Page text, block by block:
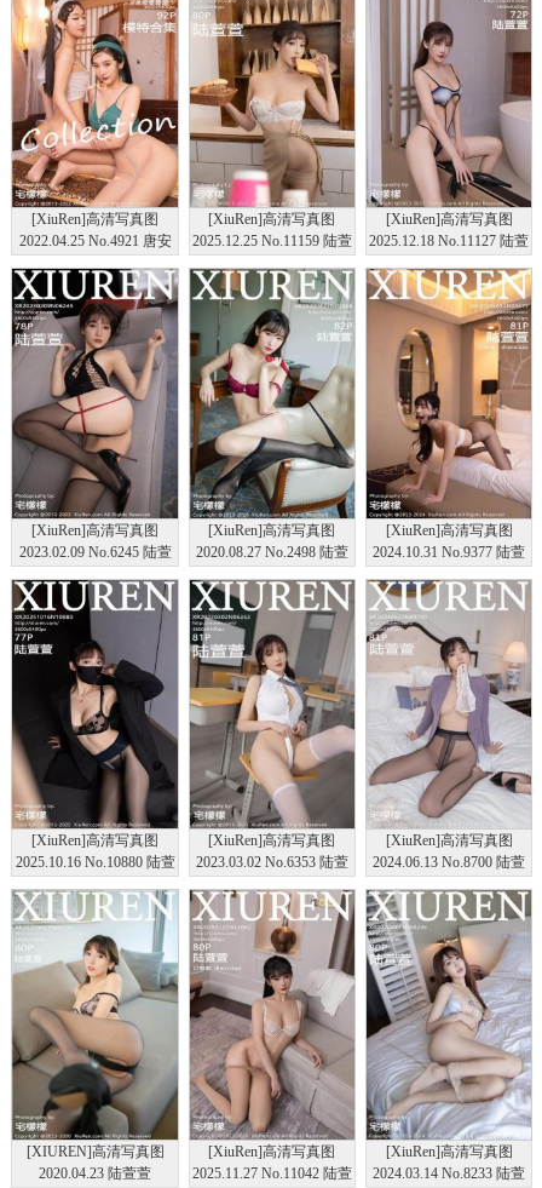
[XiuRen]高清写真图
2022.04.25 No.4921 唐安
[XiuRen]高清写真图
2025.12.25 No.11159 陆萱
[XiuRen]高清写真图
2025.12.18 No.11127 陆萱
[XiuRen]高清写真图
2023.02.09 No.6245 陆萱
[XiuRen]高清写真图
2020.08.27 No.2498 陆萱
[XiuRen]高清写真图
2024.10.31 No.9377 陆萱
[XiuRen]高清写真图
2025.10.16 No.10880 陆萱
[XiuRen]高清写真图
2023.03.02 No.6353 陆萱
[XiuRen]高清写真图
2024.06.13 No.8700 陆萱
[XIUREN]高清写真图
2020.04.23 陆萱萱
[XiuRen]高清写真图
2025.11.27 No.11042 陆萱
[XiuRen]高清写真图
2024.03.14 No.8233 陆萱